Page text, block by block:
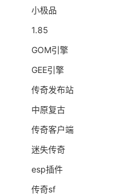
小极品
1.85
GOM引擎
GEE引擎
传奇发布站
中原复古
传奇客户端
迷失传奇
esp插件
传奇sf